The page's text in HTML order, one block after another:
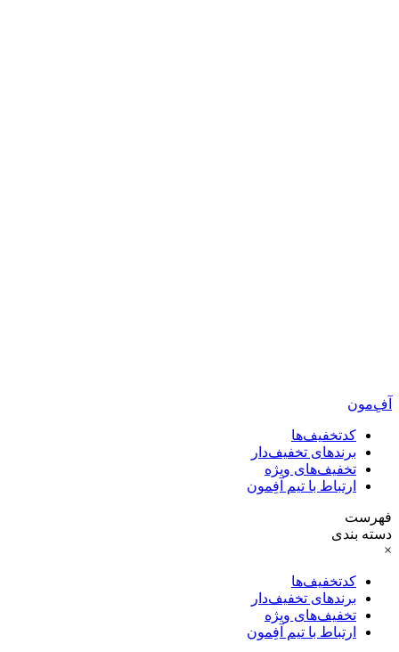
آفِ‌مون
کدتخفیف‌ها
برندهای تخفیف‌دار
تخفیف‌های ویژه
ارتباط با تیم آفِمون
فهرست
دسته بندی
×
کدتخفیف‌ها
برندهای تخفیف‌دار
تخفیف‌های ویژه
ارتباط با تیم آفِمون